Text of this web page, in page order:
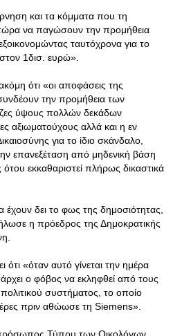
και τα κόμματα που τη
να παγώσουν την προμήθεια
ταυτόχρονα για το
1δισ. ευρώ».
ότι «οι αποφάσεις της
την προμήθεια των
ύψους πολλών δεκάδων
αξιωματούχους αλλά και η εν
για το ίδιο σκάνδαλο,
επανεξέταση από μηδενική βάση
εκκαθαριστεί πλήρως δικαστικά
δει το φως της δημοσιότητας,
η πρόεδρος της Δημοκρατικής
«όταν αυτό γίνεται την ημέρα
ο φόβος να εκληφθεί από τους
συστήματος, το οποίο
πριν αθώωσε τη Siemens».